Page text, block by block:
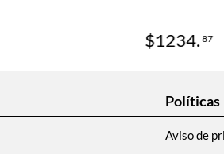
$1234.87
Políticas
Aviso de